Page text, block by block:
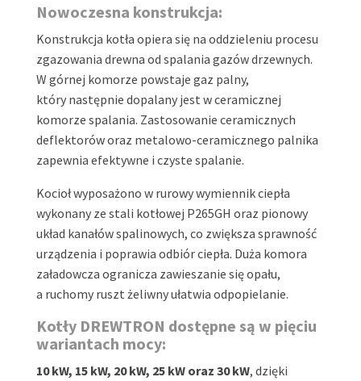
Nowoczesna konstrukcja:
Konstrukcja kotła opiera się na oddzieleniu procesu
zgazowania drewna od spalania gazów drzewnych.
W górnej komorze powstaje gaz palny,
który następnie dopalany jest w ceramicznej
komorze spalania. Zastosowanie ceramicznych
deflektorów oraz metalowo-ceramicznego palnika
zapewnia efektywne i czyste spalanie.
Kocioł wyposażono w rurowy wymiennik ciepła
wykonany ze stali kotłowej P265GH oraz pionowy
układ kanałów spalinowych, co zwiększa sprawność
urządzenia i poprawia odbiór ciepła. Duża komora
załadowcza ogranicza zawieszanie się opału,
a ruchomy ruszt żeliwny ułatwia odpopielanie.
Kotły DREWTRON dostępne są w pięciu
wariantach mocy:
10 kW, 15 kW, 20 kW, 25 kW oraz 30 kW, dzięki